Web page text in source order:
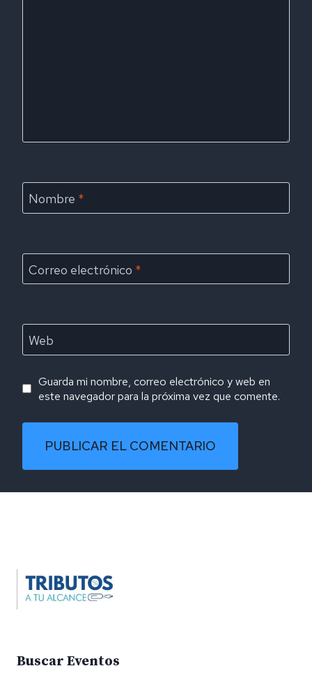
Nombre *
Correo electrónico *
Web
Guarda mi nombre, correo electrónico y web en
este navegador para la próxima vez que comente.
Alternative:
Buscar Eventos